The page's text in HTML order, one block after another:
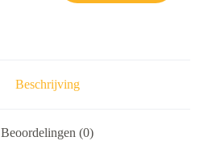
Beschrijving
Beoordelingen (0)